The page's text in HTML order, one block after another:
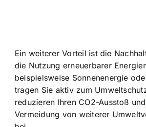
Ein weiterer Vorteil ist die
die Nutzung erneuerbarer
beispielsweise Sonnenenergie
tragen Sie aktiv zum
reduzieren Ihren CO2-Ausstoß
Vermeidung von weiterer